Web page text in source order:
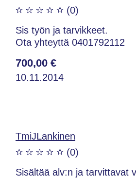
(0)
Sis työn ja tarvikkeet.
Ota yhteyttä 0401792112
700,00 €
10.11.2014
TmiJLankinen
(0)
Sisältää alv:n ja tarvittavat